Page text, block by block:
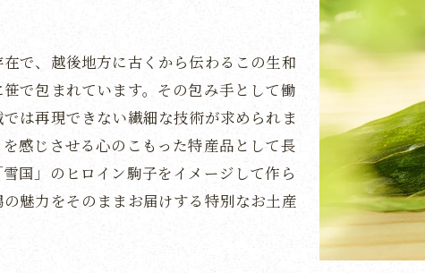
で、越後地方に古くから伝わるこの生和
で包まれています。その包み手として働
は再現できない繊細な技術が求められま
感じさせる心のこもった特産品として長
国」のヒロイン駒子をイメージして作ら
魅力をそのままお届けする特別なお土産